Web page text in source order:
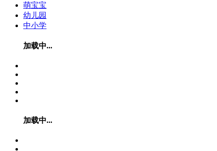
萌宝宝
幼儿园
中小学
加载中...
加载中...